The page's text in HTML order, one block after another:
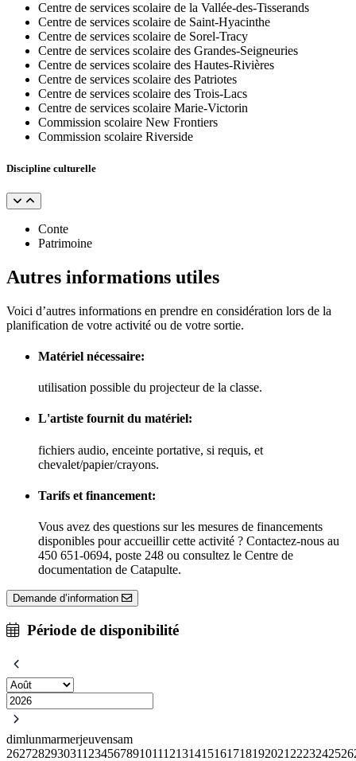
Centre de services scolaire de la Vallée-des-Tisserands
Centre de services scolaire de Saint-Hyacinthe
Centre de services scolaire de Sorel-Tracy
Centre de services scolaire des Grandes-Seigneuries
Centre de services scolaire des Hautes-Rivières
Centre de services scolaire des Patriotes
Centre de services scolaire des Trois-Lacs
Centre de services scolaire Marie-Victorin
Commission scolaire New Frontiers
Commission scolaire Riverside
Discipline culturelle
Conte
Patrimoine
Autres informations utiles
Voici d’autres informations en prendre en considération lors de la
planification de votre activité ou de votre sortie.
Matériel nécessaire:
utilisation possible du projecteur de la classe.
L'artiste fournit du matériel:
fichiers audio, enceinte portative, si requis, et
chevalet/papier/crayons.
Tarifs et financement:
Vous avez des questions sur les mesures de financements
disponibles pour accueillir cette activité ? Contactez-nous au
450 651-0694, poste 248 ou consultez le Centre de
documentation de Catapulte.
Demande d’information
Période de disponibilité
dimlunmarmerjeuvensam
2627282930311 23456789101112131415161718192021 2223242526